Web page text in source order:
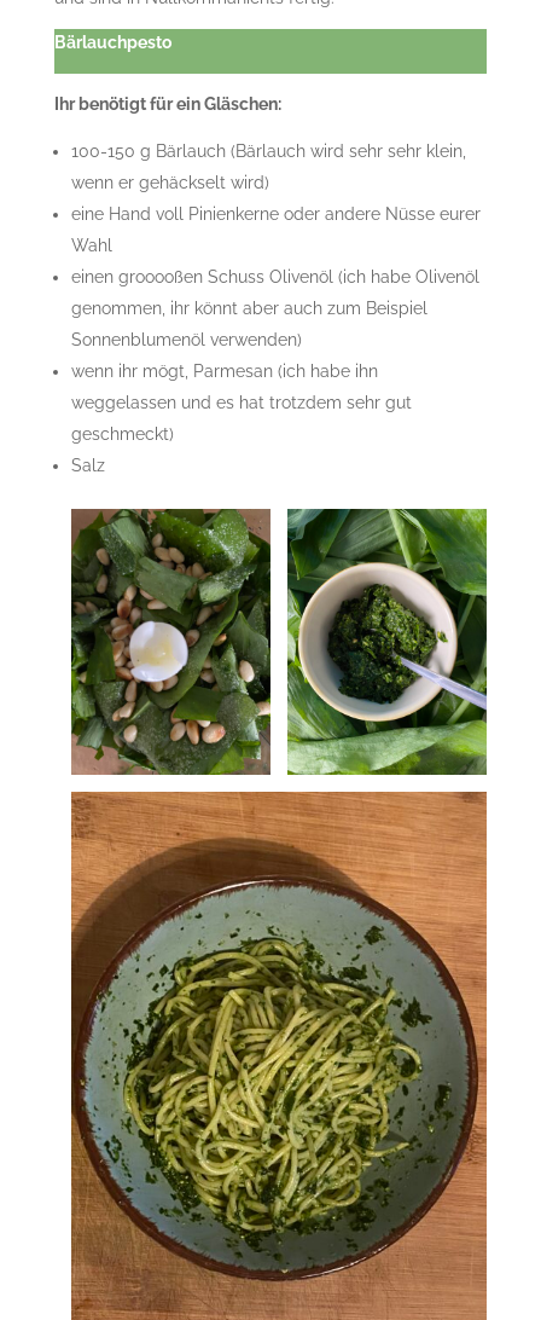
Bärlauchpesto
Ihr benötigt für ein Gläschen:
100-150 g Bärlauch (Bärlauch wird sehr sehr klein,
wenn er gehäckselt wird)
eine Hand voll Pinienkerne oder andere Nüsse eurer
Wahl
einen grooooßen Schuss Olivenöl (ich habe Olivenöl
genommen, ihr könnt aber auch zum Beispiel
Sonnenblumenöl verwenden)
wenn ihr mögt, Parmesan (ich habe ihn
weggelassen und es hat trotzdem sehr gut
geschmeckt)
Salz